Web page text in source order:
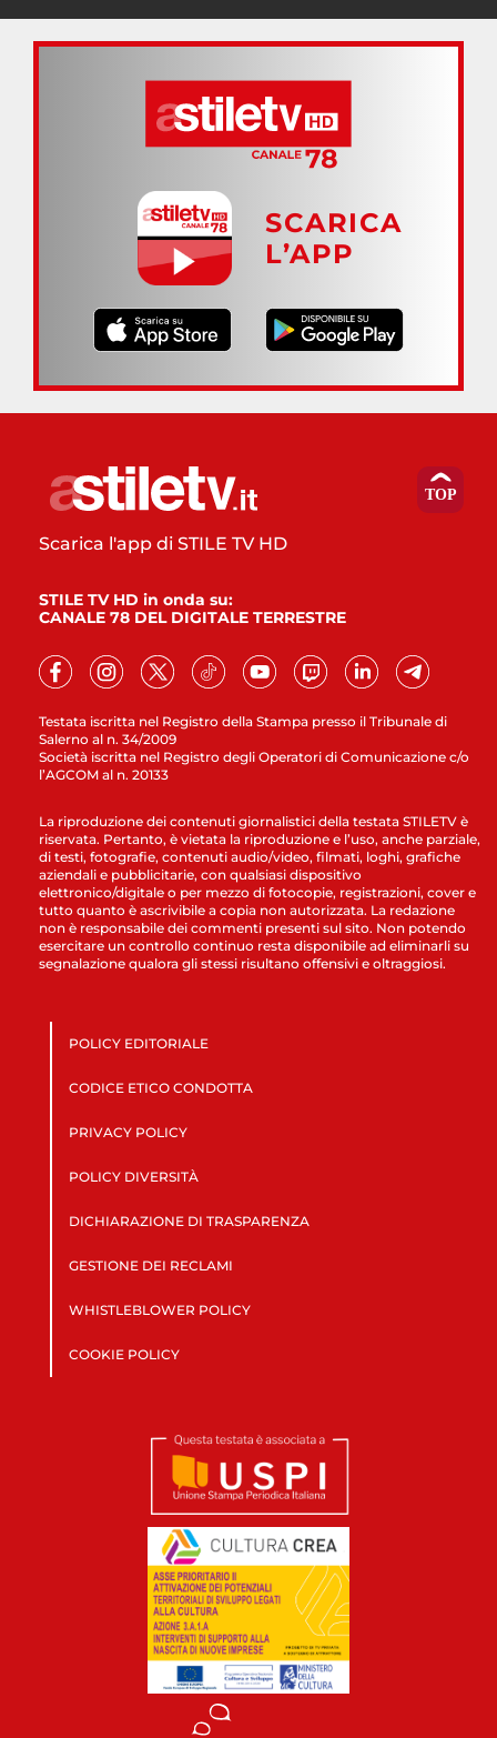
SCARICA
L’APP
Testata iscritta nel Registro della Stampa presso il Tribunale di
Salerno al n. 34/2009
Società iscritta nel Registro degli Operatori di Comunicazione c/o
l’AGCOM al n. 20133
Scarica l'app di STILE TV HD
STILE TV HD in onda su:
CANALE 78 DEL DIGITALE TERRESTRE
La riproduzione dei contenuti giornalistici della testata STILETV è
riservata. Pertanto, è vietata la riproduzione e l’uso, anche parziale,
di testi, fotografie, contenuti audio/video, filmati, loghi, grafiche
aziendali e pubblicitarie, con qualsiasi dispositivo
elettronico/digitale o per mezzo di fotocopie, registrazioni, cover e
tutto quanto è ascrivibile a copia non autorizzata. La redazione
non è responsabile dei commenti presenti sul sito. Non potendo
esercitare un controllo continuo resta disponibile ad eliminarli su
segnalazione qualora gli stessi risultano offensivi e oltraggiosi.
POLICY EDITORIALE
CODICE ETICO CONDOTTA
PRIVACY POLICY
POLICY DIVERSITÀ
DICHIARAZIONE DI TRASPARENZA
GESTIONE DEI RECLAMI
WHISTLEBLOWER POLICY
COOKIE POLICY